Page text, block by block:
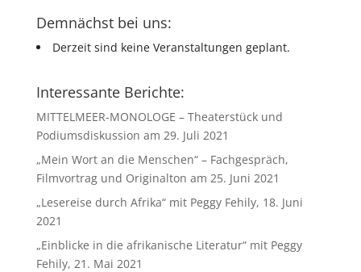
Demnächst bei uns:
Derzeit sind keine Veranstaltungen geplant.
Interessante Berichte:
MITTELMEER-MONOLOGE – Theaterstück und
Podiumsdiskussion am 29. Juli 2021
„Mein Wort an die Menschen“ – Fachgespräch,
Filmvortrag und Originalton am 25. Juni 2021
„Lesereise durch Afrika“ mit Peggy Fehily, 18. Juni
2021
„Einblicke in die afrikanische Literatur“ mit Peggy
Fehily, 21. Mai 2021